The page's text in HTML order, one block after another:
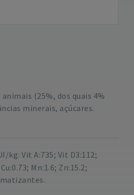
(25%, dos quais 4%
minerais, açúcares.
kg: Vit A:735; Vit D3:112;
Mn:1.6; Zn:15.2;